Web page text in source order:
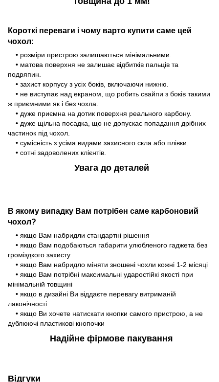
Короткі переваги і чому варто купити саме цей
чохол:
• розміри пристрою залишаються мінімальними.
• матова поверхня не залишає відбитків пальців та
подряпин.
• захист корпусу з усіх боків, включаючи нижню.
• не виступає над екраном, що робить свайпи з боків такими
ж приємними як і без чохла.
• дуже приємна на дотик поверхня реального карбону.
• дуже щільна посадка, що не допускає попадання дрібних
частинок під чохол.
• сумісність з усіма видами захисного скла або плівки.
• сотні задоволених клієнтів.
Увага до деталей
В якому випадку Вам потрібен саме карбоновий
чохол?
• якщо Вам набридли стандартні рішення
• якщо Вам подобаються габарити улюбленого гаджета без
громіздкого захисту
• якщо Вам набридло міняти зношені чохли кожні 1-2 місяці
• якщо Вам потрібні максимальні ударостійкі якості при
мінімальній товщині
• якщо в дизайні Ви віддаєте перевагу витриманій
лаконічності
• якщо Ви хочете натискати кнопки самого пристрою, а не
дублюючі пластикові кнопочки
Надійне фірмове пакування
Відгуки